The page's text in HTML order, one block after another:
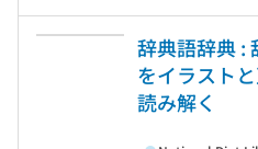
辞典語辞典 :
をイラスト
読み解く